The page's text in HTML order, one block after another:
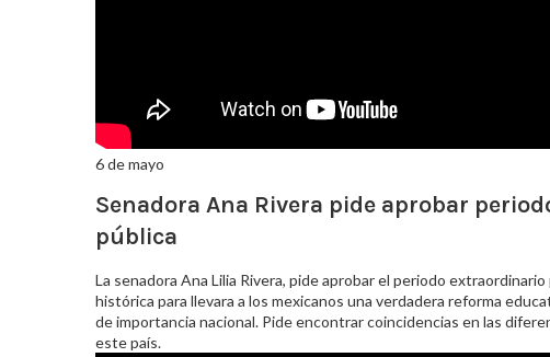
6 de mayo
Senadora Ana Rivera pide aprobar
pública
La senadora Ana Lilia Rivera, pide aprobar el periodo
histórica para llevara a los mexicanos una verdadera reforma
de importancia nacional. Pide encontrar coincidencias en las
este país.